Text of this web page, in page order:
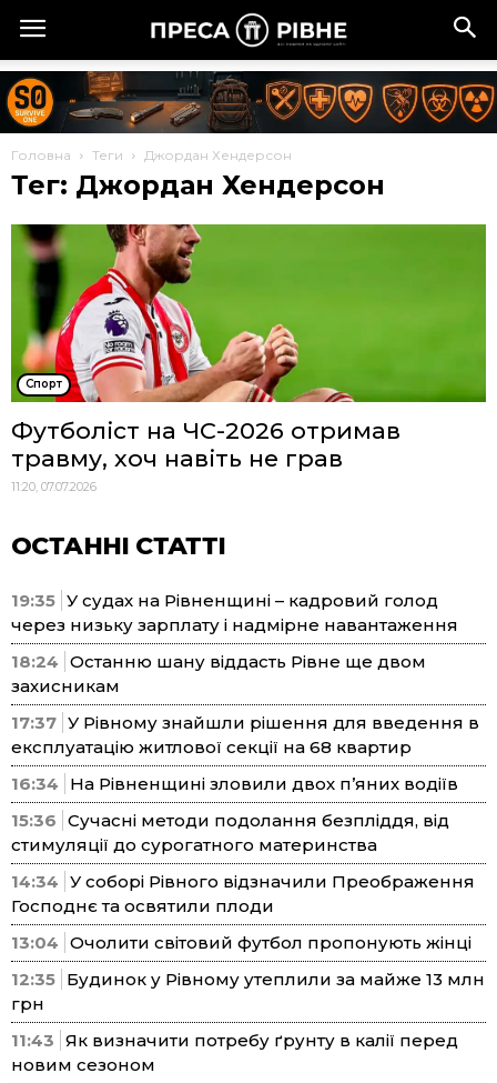
Головна Теги Джордан Хендерсон
Тег: Джордан Хендерсон
Спорт
Футболіст на ЧС-2026 отримав
травму, хоч навіть не грав
11:20, 07.07.2026
ОСТАННІ СТАТТІ
19:35 У судах на Рівненщині – кадровий голод
через низьку зарплату і надмірне навантаження
18:24 Останню шану віддасть Рівне ще двом
захисникам
17:37 У Рівному знайшли рішення для введення в
експлуатацію житлової секції на 68 квартир
16:34
На Рівненщині зловили двох п’яних водіїв
15:36 Сучасні методи подолання безпліддя, від
стимуляції до сурогатного материнства
14:34 У соборі Рівного відзначили Преображення
Господнє та освятили плоди
13:04 Очолити світовий футбол пропонують жінці
12:35 Будинок у Рівному утеплили за майже 13 млн
грн
11:43 Як визначити потребу ґрунту в калії перед
новим сезоном